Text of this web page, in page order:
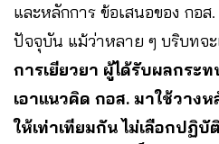
และหลักการ ข้อเสนอของ กอ
ปัจจุบัน แม้ว่าหลาย ๆ บริบทจ
การเยียวยา ผู้ได้รับผลกระ
เอาแนวคิด กอส. มาใช้วาง
ให้เท่าเทียมกัน ไม่เลือกปฏิ